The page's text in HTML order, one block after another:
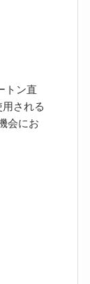
トン直
される
会にお